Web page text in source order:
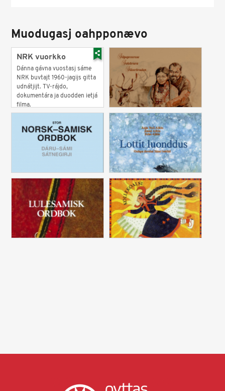
Muodugasj oahpponævo
NRK vuorkko
Dánna gávna vuostasj sáme
NRK buvtajt 1960-jagijs gitta
udnátjijt. TV-rájdo,
dokumentára ja duodden ietjá
filma.